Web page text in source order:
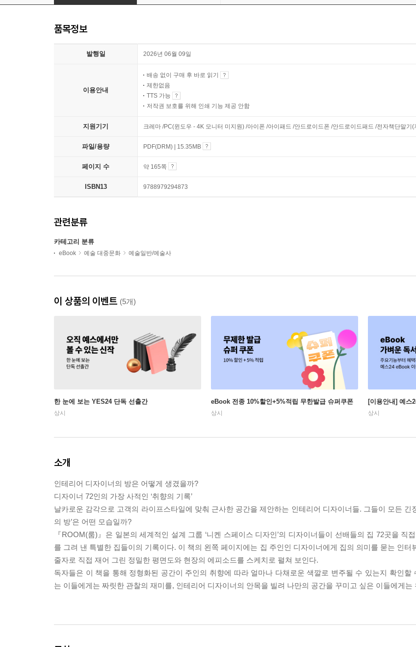
품목정보
발행일 2026년 06월 09일
이용안내
배송 없이 구매 후 바로 읽기
제한없음
TTS 가능
저작권 보호를 위해 인쇄 기능 제공 안함
지원기기 크레마 /PC(윈도우 - 4K 모니터 미지원) /아이폰 /아이패드 /안드로이드폰 /안드로이드패드 /전자책단말기
파일/용량 PDF(DRM) | 15.35MB
페이지 수 약 165쪽
ISBN13 9788979294873
관련분류
카테고리 분류
eBook 예술 대중문화 예술일반/예술사
이 상품의 이벤트 (5개)
한 눈에 보는 YES24 단독 선출간
상시
eBook 전종 10%할인+5%적립 무한발급 슈퍼쿠폰
상시
[이용안내] 예스
상시
소개
인테리어 디자이너의 방은 어떻게 생겼을까?
디자이너 72인의 가장 사적인 ‘취향의 기록’
날카로운 감각으로 고객의 라이프스타일에 맞춰 근사한 공간을 제안하는 인테리어 디자이너들. 그들이 모든 긴
의 방’은 어떤 모습일까?
『ROOM(룸)』은 일본의 세계적인 설계 그룹 ‘니켄 스페이스 디자인’의 디자이너들이 선배들의 집 72곳을 직
를 그려 낸 특별한 집들이의 기록이다. 이 책의 왼쪽 페이지에는 집 주인인 디자이너에게 집의 의미를 묻는 인터
줄자로 직접 재어 그린 정밀한 평면도와 현장의 에피소드를 스케치로 펼쳐 보인다.
독자들은 이 책을 통해 정형화된 공간이 주인의 취향에 따라 얼마나 다채로운 색깔로 변주될 수 있는지 확인할
는 이들에게는 짜릿한 관찰의 재미를, 인테리어 디자이너의 안목을 빌려 나만의 공간을 꾸미고 싶은 이들에게는